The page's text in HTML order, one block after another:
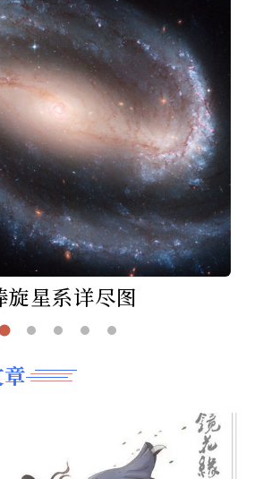
旋星系详尽图